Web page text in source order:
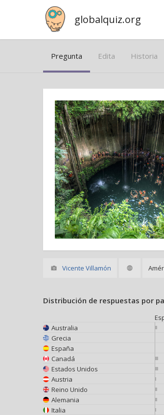
globalquiz.org
Pregunta Edita Historia
Vicente Villamón
Distribución de respuestas por
Australia
Grecia
España
Canadá
Estados Unidos
Austria
Reino Unido
Alemania
Italia